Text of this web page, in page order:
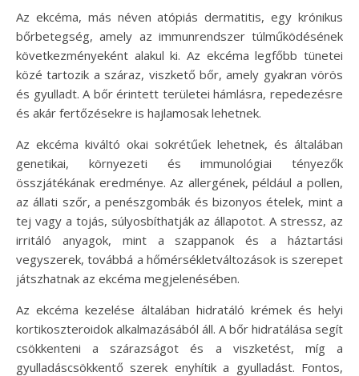
Az ekcéma, más néven atópiás dermatitis, egy krónikus
bőrbetegség, amely az immunrendszer túlműködésének
következményeként alakul ki. Az ekcéma legfőbb tünetei
közé tartozik a száraz, viszkető bőr, amely gyakran vörös
és gyulladt. A bőr érintett területei hámlásra, repedezésre
és akár fertőzésekre is hajlamosak lehetnek.
Az ekcéma kiváltó okai sokrétűek lehetnek, és általában
genetikai, környezeti és immunológiai tényezők
összjátékának eredménye. Az allergének, például a pollen,
az állati szőr, a penészgombák és bizonyos ételek, mint a
tej vagy a tojás, súlyosbíthatják az állapotot. A stressz, az
irritáló anyagok, mint a szappanok és a háztartási
vegyszerek, továbbá a hőmérsékletváltozások is szerepet
játszhatnak az ekcéma megjelenésében.
Az ekcéma kezelése általában hidratáló krémek és helyi
kortikoszteroidok alkalmazásából áll. A bőr hidratálása segít
csökkenteni a szárazságot és a viszketést, míg a
gyulladáscsökkentő szerek enyhítik a gyulladást. Fontos,